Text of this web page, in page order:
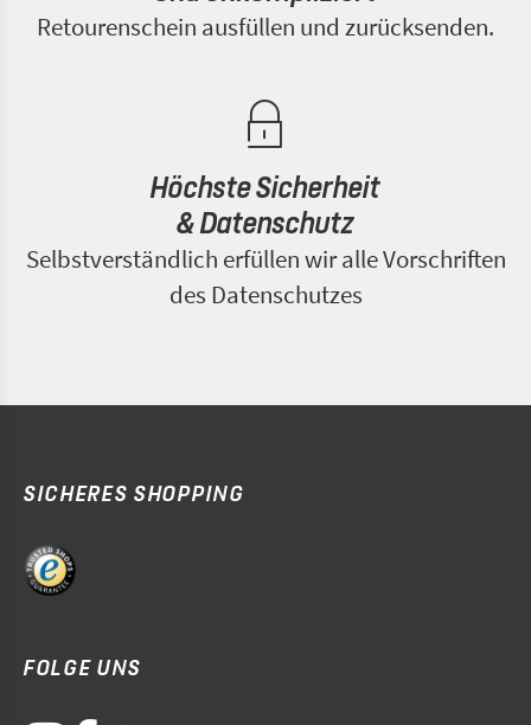
Retourenschein ausfüllen und zurücksenden.
Höchste Sicherheit
& Datenschutz
Selbstverständlich erfüllen wir alle Vorschriften
des Datenschutzes
SICHERES SHOPPING
FOLGE UNS